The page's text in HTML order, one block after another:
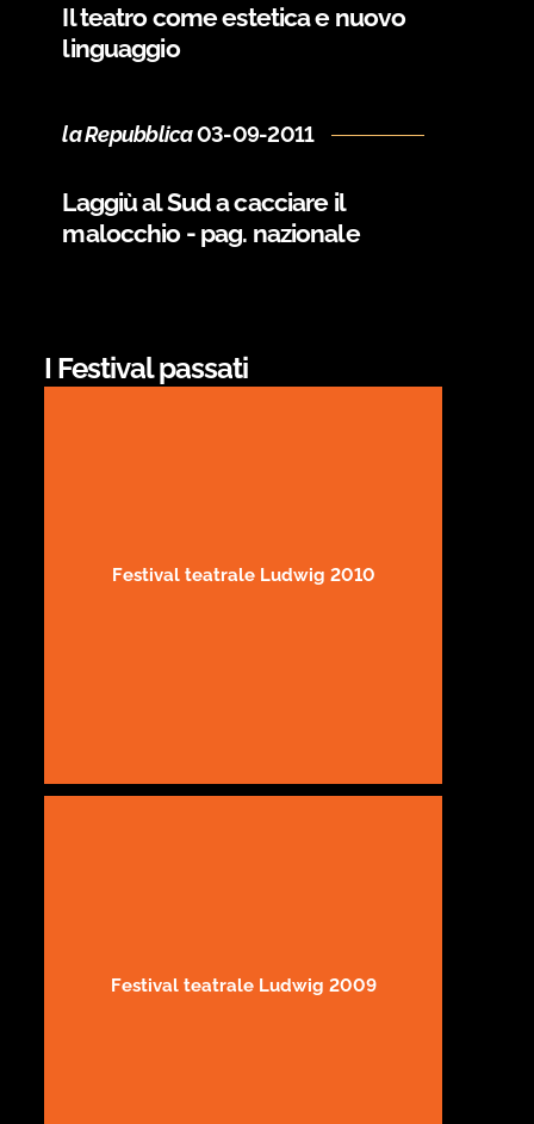
Il teatro come estetica e nuovo
linguaggio
la Repubblica03-09-2011
Laggiù al Sud a cacciare il
malocchio - pag. nazionale
I Festival passati
Festival teatrale Ludwig 2010
Festival teatrale Ludwig 2009